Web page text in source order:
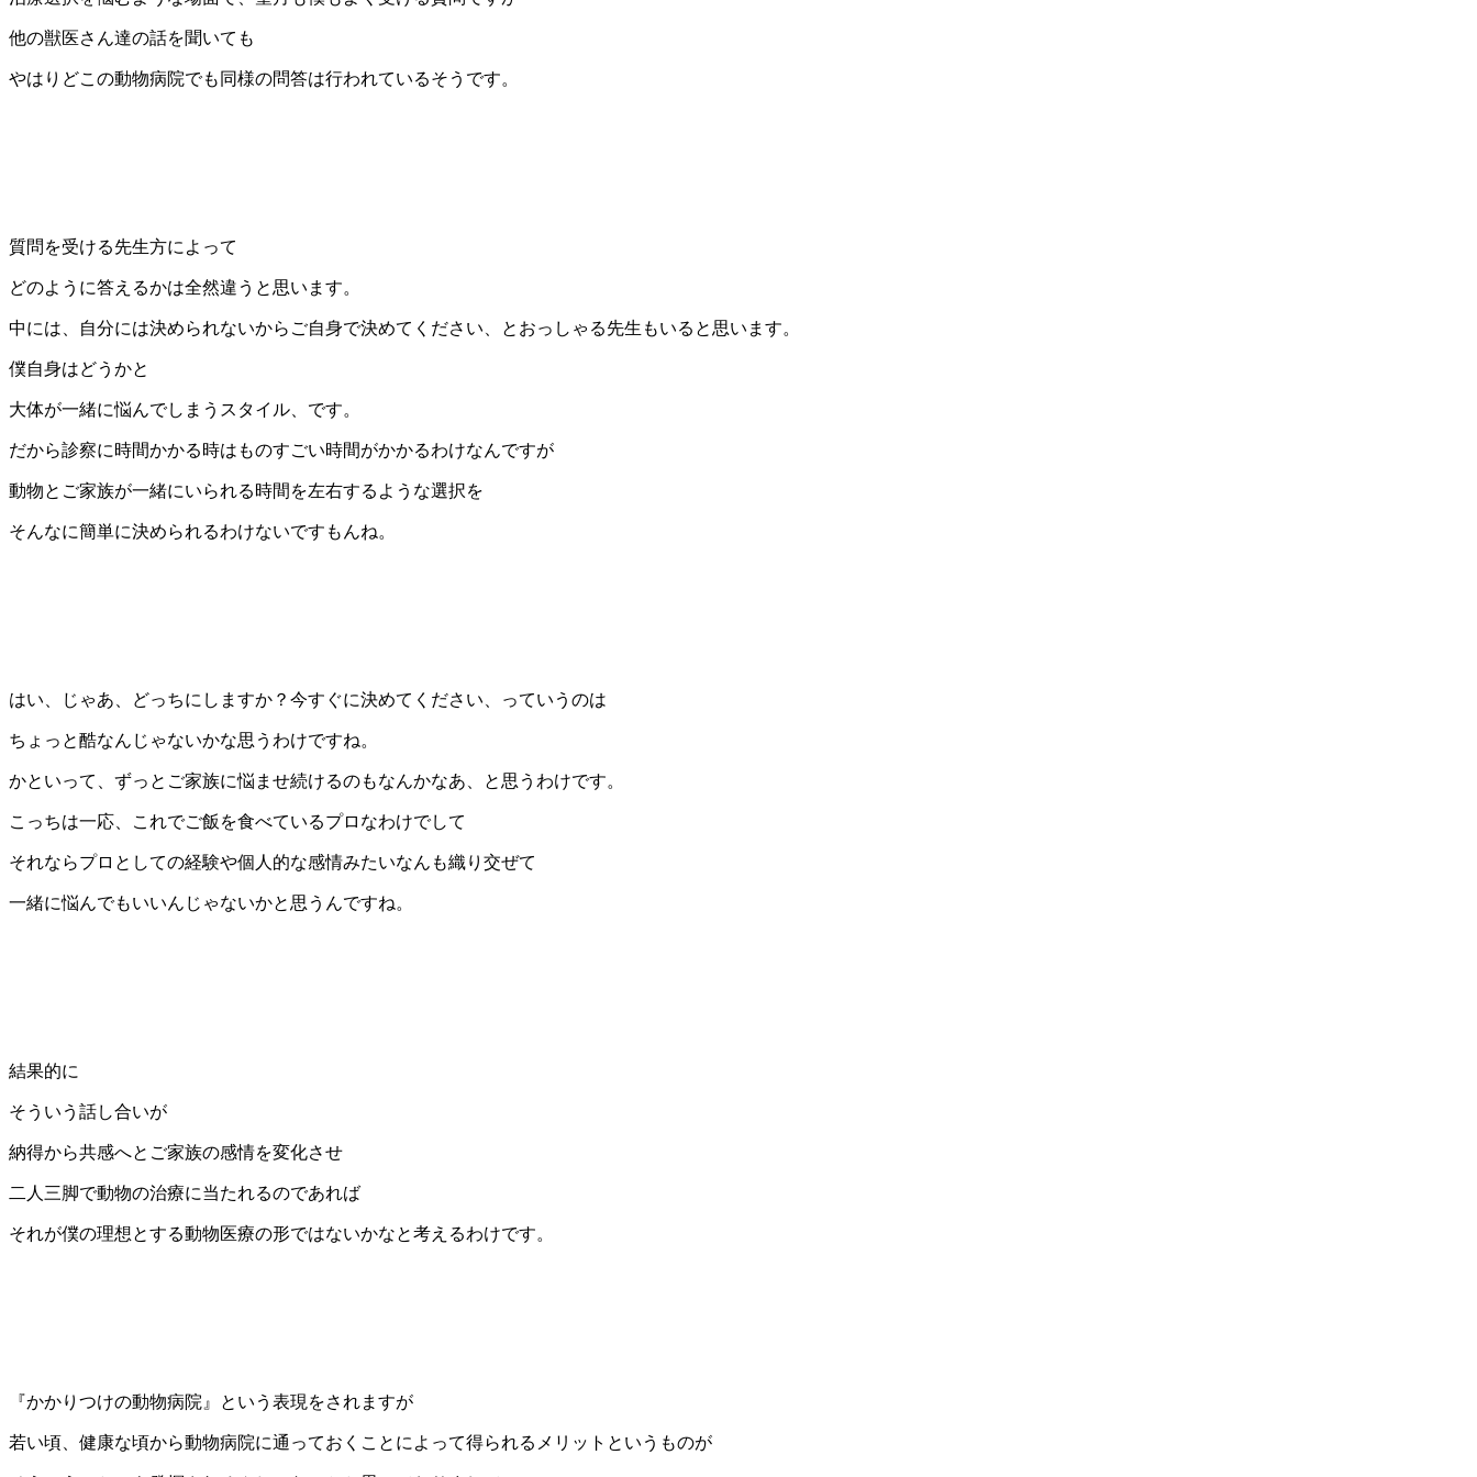
他の獣医さん達の話を聞いても
やはりどこの動物病院でも同様の問答は行われているそうです。
質問を受ける先生方によって
どのように答えるかは全然違うと思います。
中には、自分には決められないからご自身で決めてください、とおっしゃる先生もいると思います。
僕自身はどうかと
大体が一緒に悩んでしまうスタイル、です。
だから診察に時間かかる時はものすごい時間がかかるわけなんですが
動物とご家族が一緒にいられる時間を左右するような選択を
そんなに簡単に決められるわけないですもんね。
はい、じゃあ、どっちにしますか？今すぐに決めてください、っていうのは
ちょっと酷なんじゃないかな思うわけですね。
かといって、ずっとご家族に悩ませ続けるのもなんかなあ、と思うわけです。
こっちは一応、これでご飯を食べているプロなわけでして
それならプロとしての経験や個人的な感情みたいなんも織り交ぜて
一緒に悩んでもいいんじゃないかと思うんですね。
結果的に
そういう話し合いが
納得から共感へとご家族の感情を変化させ
二人三脚で動物の治療に当たれるのであれば
それが僕の理想とする動物医療の形ではないかなと考えるわけです。
『かかりつけの動物病院』という表現をされますが
若い頃、健康な頃から動物病院に通っておくことによって得られるメリットというものが